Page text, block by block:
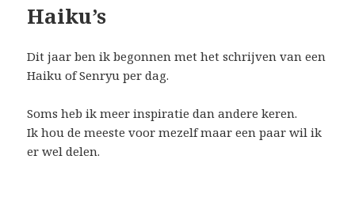
Haiku’s
Dit jaar ben ik begonnen met het schrijven van een
Haiku of Senryu per dag.
Soms heb ik meer inspiratie dan andere keren.
Ik hou de meeste voor mezelf maar een paar wil ik
er wel delen.